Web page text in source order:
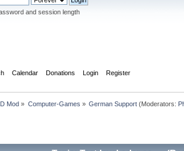
and session length
Calendar Donations Login Register
Mod » Computer-Games » German Support(Moderators: